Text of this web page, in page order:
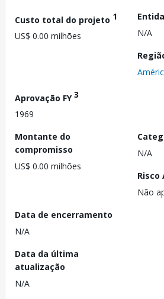
Custo total do projeto 1
US$ 0.00 milhões
N/A
Aprovação FY3
1969
Montante do
compromisso
US$ 0.00 milhões
N/A
Risco
Não
Data de encerramento
N/A
Data da última
atualização
N/A